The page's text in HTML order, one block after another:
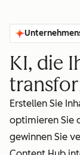
KI, die
Erstellen Sie
optimieren Sie
gewinnen Sie